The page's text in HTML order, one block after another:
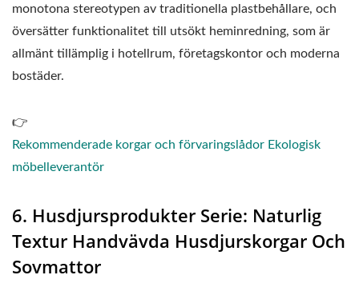
monotona stereotypen av traditionella plastbehållare, och
översätter funktionalitet till utsökt heminredning, som är
allmänt tillämplig i hotellrum, företagskontor och moderna
bostäder.
👉
Rekommenderade korgar och förvaringslådor Ekologisk
möbelleverantör
6. Husdjursprodukter Serie: Naturlig
Textur Handvävda Husdjurskorgar Och
Sovmattor